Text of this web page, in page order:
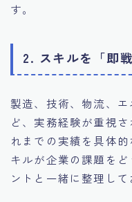
す。
2. スキルを「即
製造、技術、物流、
ど、実務経験が重視
れまでの実績を具体
キルが企業の課題を
ントと一緒に整理して